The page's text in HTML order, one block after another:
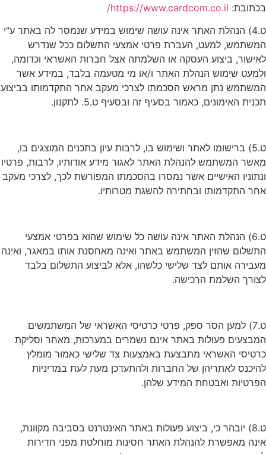
בכתובת: https://www.cardcom.co.il/
ט.4) הנהלת האתר אינה עושה שימוש במידע שנמסר לה באתר ע"י
המשתמש, למעט, העברת פרטי אמצעי התשלום ככל שנדרש
לאישור, ביצוע העסקה או השלמתה אצל חברות האשראי וכדומה,
ולמעט שימוש הנהלת האתר ו/או מי מטעמה בלבד, במידע אשר
המשתמש נתן מראש הסכמתו לצרכי מעקב אחר התקדמותו בביצוע
תכנית האימונים, כאמור בסעיף זה ובסעיף ט.5. לתקנון.
ט.5) ברישומו לאתר ושימוש בו, לרבות עיון בתכנים המוצגים בו,
מאשר המשתמש להנהלת האתר לאגור מידע אודותיו, לרבות, פרטיו
ונתוניו האישיים אשר נמסרו בהסכמתו המפורשת לכך, לצרכי מעקב
אחר התקדמותו ובחתירה להשגת מטרותיו.
ט.6) הנהלת האתר אינה עושה כל שימוש שהוא בפרטי אמצעי
התשלום שהזין המשתמש באתר ואינה מאחסנת אותו במאגר, ואינה
מעבירה אותם לצד שלישי כלשהו, אלא לביצוע התשלום בלבד
לצורך השלמת הרכישה.
ט.7) למען הסר ספק, פרטי כרטיסי האשראי של המשתמשים
המבצעים פעולות באתר אינם נשמרים במערכות, מאחר וסליקת
כרטיסי האשראי מתבצעת באמצעות צד שלישי כאמור מומלץ
להיכנס לאתריהן של החברות ולהתעדכן מעת לעת במדיניות
הפרטיות ואבטחת המידע שלהן.
ט.8) יובהר כי, ביצוע פעולות באתר האינטרנט בסביבה מקוונת,
אינה מאפשרת להנהלת האתר חסינות מוחלטת מפני חדירות